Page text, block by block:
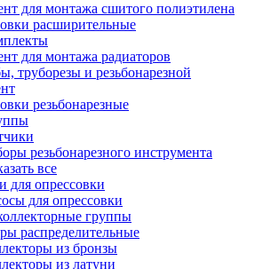
для монтажа сшитого полиэтилена
расширительные
для монтажа радиаторов
труборезы и резьбонарезной
резьбонарезные
резьбонарезного инструмента
все
для опрессовки
для опрессовки
группы
распределительные
из бронзы
из латуни